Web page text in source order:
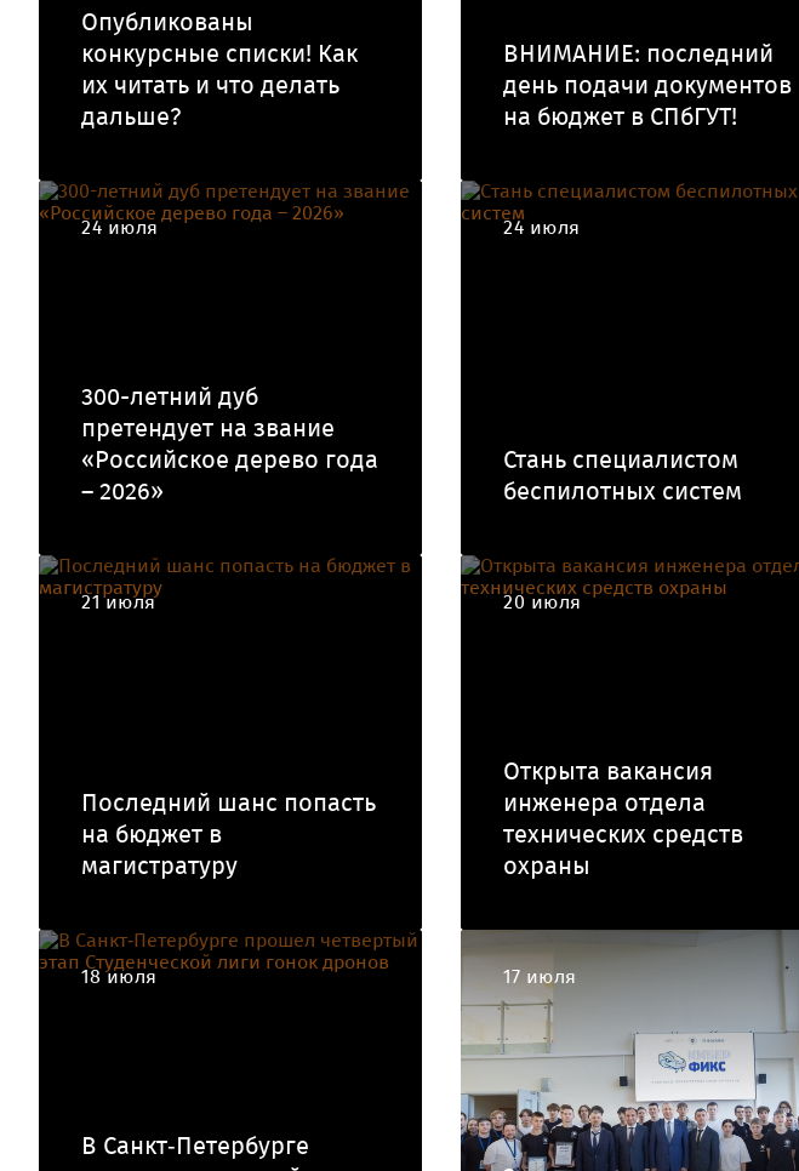
Опубликованы
конкурсные списки! Как
их читать и что делать
дальше?
ВНИМАНИЕ: последний
день подачи документов
на бюджет в СПбГУТ!
24 июля
300-летний дуб
претендует на звание
«Российское дерево года
– 2026»
24 июля
Стань специалистом
беспилотных систем
21 июля
Последний шанс попасть
на бюджет в
магистратуру
20 июля
Открыта вакансия
инженера отдела
технических средств
охраны
18 июля
В Санкт‑Петербурге
17 июля